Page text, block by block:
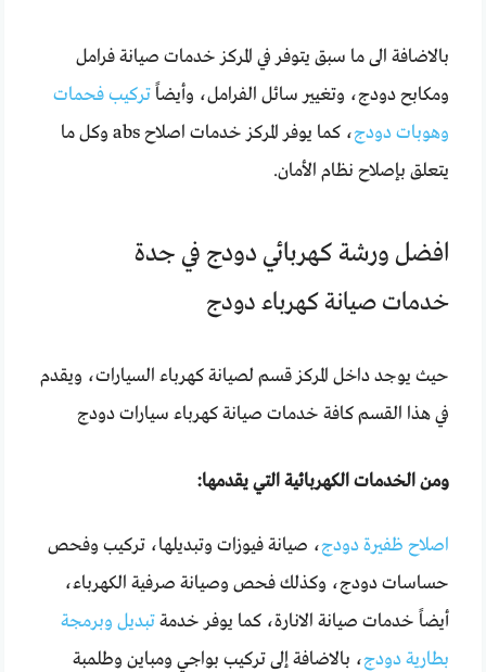
بالاضافة الى ما سبق يتوفر في المركز خدمات صيانة فرامل
ومكابح دودج، وتغيير سائل الفرامل، وأيضاًتركيب فحمات
وهوبات دودج
، كما يوفر المركز خدمات اصلاح abs وكل ما
يتعلق بإصلاح نظام الأمان.
افضل ورشة كهربائي دودج في جدة
خدمات صيانة كهرباء دودج
حيث يوجد داخل المركز قسم لصيانة كهرباء السيارات، ويقدم
في هذا القسم كافة خدمات صيانة كهرباء سيارات دودج
ومن الخدمات الكهربائية التي يقدمها:
اصلاح ظفيرة دودج، صيانة فيوزات وتبديلها، تركيب وفحص
حساسات دودج، وكذلك فحص وصيانة صرفية الكهرباء،
أيضاً خدمات صيانة الانارة، كما يوفر خدمةتبديل وبرمجة
بطارية دودج، بالاضافة إلى تركيب بواجي ومباين وطلمبة